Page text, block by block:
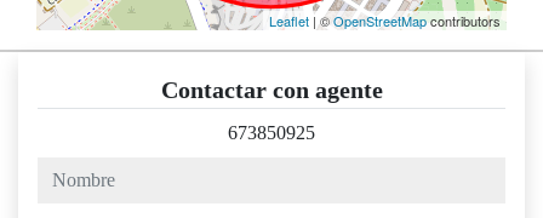
Leaflet | ©OpenStreetMapcontributors
Contactar con agente
673850925
nombre